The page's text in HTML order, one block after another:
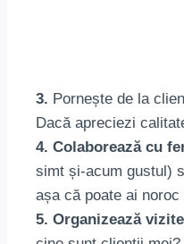
3. Pornește de la
Dacă apreciezi
4. Colaborează cu
simt și-acum gustul)
așa că poate ai
5. Organizează